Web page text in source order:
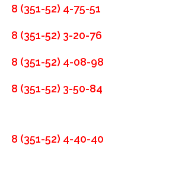
8 (351-52) 4-75-51
8 (351-52) 3-20-76
8 (351-52) 4-08-98
8 (351-52) 3-50-84
8 (351-52) 4-40-40